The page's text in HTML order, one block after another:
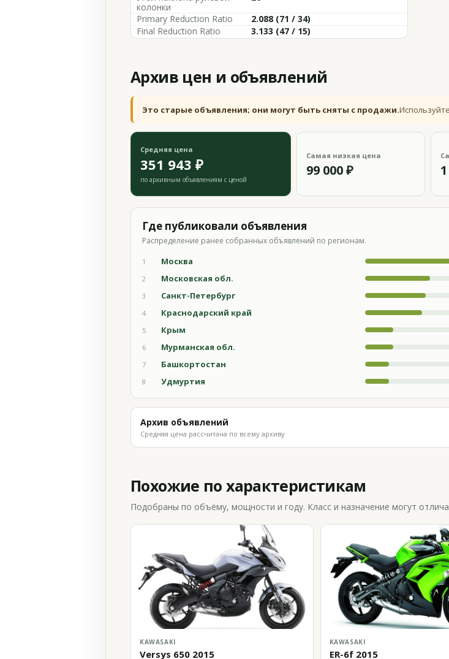
колонки
Primary Reduction Ratio
2.088 (71 / 34)
Final Reduction Ratio
3.133 (47 / 15)
Архив цен и объявлений
Это старые объявления; они могут быть сняты с продажи.
Средняя цена
351 943 ₽
по архивным объявлениям с ценой
Самая низкая цена
99 000 ₽
Где публиковали объявления
Распределение ранее собранных объявлений по регионам.
1 Москва
2
Московская обл.
3
Санкт-Петербург
4
Краснодарский край
5
Крым
6
Мурманская обл.
7
Башкортостан
8
Удмуртия
Архив объявлений
Средняя цена рассчитана по всему архиву
Похожие по характеристикам
Подобраны по объёму, мощности и году. Класс и назначение могут
KAWASAKI
Versys 650 2015
KAWASAKI
ER-6f 2015